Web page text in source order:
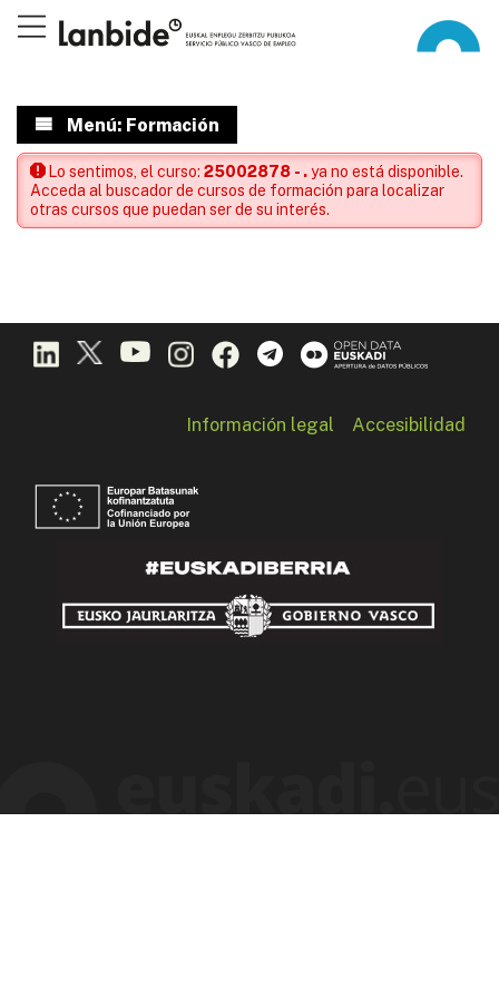
Menú: Formación
Lo sentimos, el curso:25002878 - .ya no está disponible.
Acceda al buscador de cursos de formación para localizar
otras cursos que puedan ser de su interés.
Información legal Accesibilidad